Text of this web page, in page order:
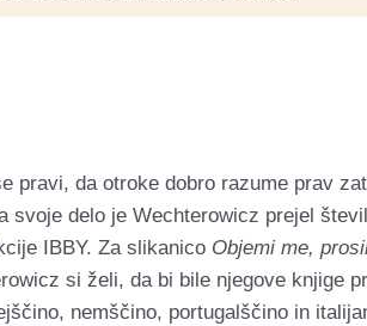
pravi, da otroke dobro razume prav
svoje delo je Wechterowicz prejel
IBBY. Za slikanico Objemi me,
si želi, da bi bile njegove knjige
nemščino, portugalščino in